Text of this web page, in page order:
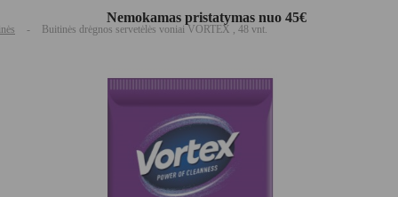
Nemokamas pristatymas nuo 45€
- Buitinės drėgnos servetėlės voniai VORTEX , 48 vnt.